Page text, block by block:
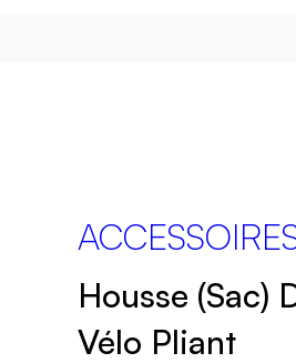
Housse (sac)
Vélo Pliant